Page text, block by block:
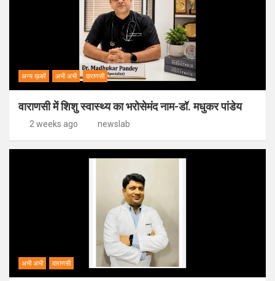
अन्य ख़बरें अभी अभी वाराणसी
वाराणसी में शिशु स्वास्थ्य का भरोसेमंद नाम-डॉ. मधुकर पांडेय
2 weeks ago newslab
अभी अभी वाराणसी